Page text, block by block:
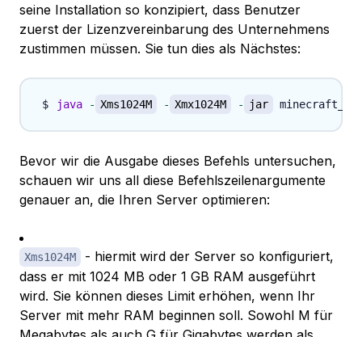
seine Installation so konzipiert, dass Benutzer
zuerst der Lizenzvereinbarung des Unternehmens
zustimmen müssen. Sie tun dies als Nächstes:
java - Xms1024M - Xmx1024M - jar
Bevor wir die Ausgabe dieses Befehls untersuchen,
schauen wir uns all diese Befehlszeilenargumente
genauer an, die Ihren Server optimieren:
Xms1024M
- hiermit wird der Server so konfiguriert,
dass er mit 1024 MB oder 1 GB RAM ausgeführt
wird. Sie können dieses Limit erhöhen, wenn Ihr
Server mit mehr RAM beginnen soll. Sowohl M für